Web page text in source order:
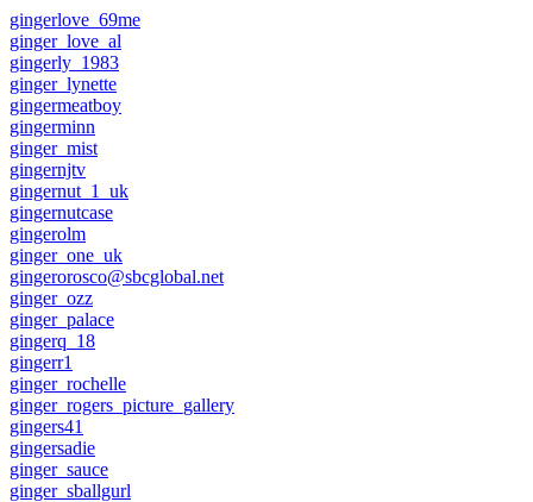
gingerlove_69me
ginger_love_al
gingerly_1983
ginger_lynette
gingermeatboy
gingerminn
ginger_mist
gingernjtv
gingernut_1_uk
gingernutcase
gingerolm
ginger_one_uk
gingerorosco@sbcglobal.net
ginger_ozz
ginger_palace
gingerq_18
gingerr1
ginger_rochelle
ginger_rogers_picture_gallery
gingers41
gingersadie
ginger_sauce
ginger_sballgurl